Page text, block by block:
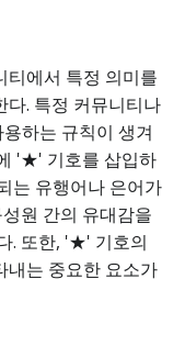
에서 특정 의미를
다. 특정 커뮤니티나
하는 규칙이 생겨
'★' 기호를 삽입하
는 유행어나 은어가
원 간의 유대감을
. 또한, '★' 기호의
내는 중요한 요소가